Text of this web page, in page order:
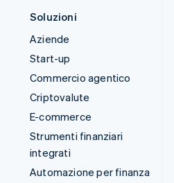
Soluzioni
Aziende
Start-up
Commercio agentico
Criptovalute
E-commerce
Strumenti finanziari
integrati
Automazione per finanza